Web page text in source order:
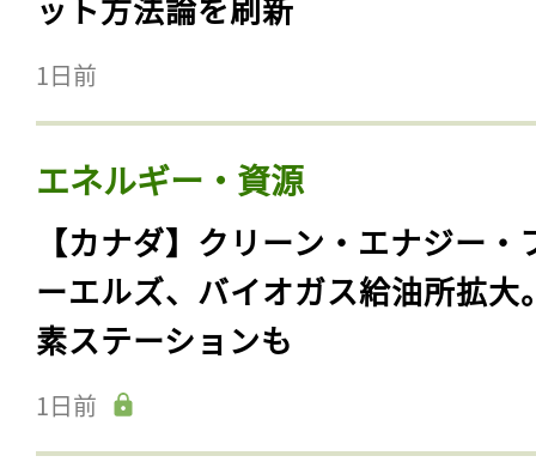
1日前
エネルギー・資源
【カナダ】クリーン・エナジー・
ーエルズ、バイオガス給油所拡大
素ステーションも
1日前